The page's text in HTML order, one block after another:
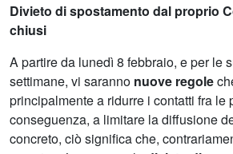
Divieto di spostamento dal proprio
chiusi
A partire da lunedì 8 febbraio, e per le
settimane, vi saranno nuove regole
principalmente a ridurre i contatti fra le
conseguenza, a limitare la diffusione
concreto, ciò significa che,